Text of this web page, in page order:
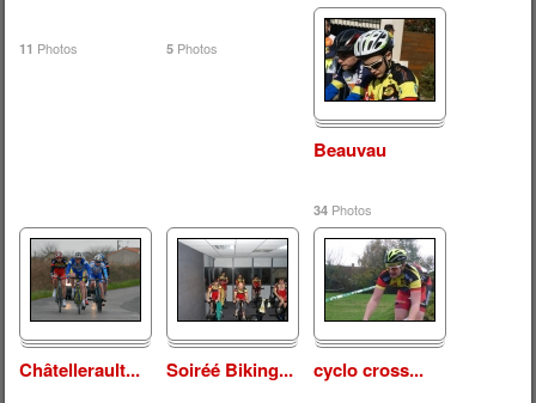
11 Photos 5Photos
Beauvau
34Photos
Châtellerault... Soiréé Biking... cyclo cross...